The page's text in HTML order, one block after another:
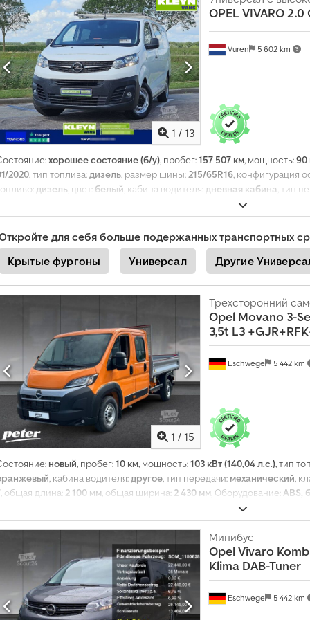
н
е
прицепное устройство, раздвижная дверь, регистрация
замок, электронная программа стабилизации (ESP),
зеркало,
1 / 13
Vuren 5 602 km
OPEL VIVARO 2.0
хорошее состояние (б/у), пробег:157 507 км, мощность:90
2020, тип топлива:дизель, размер шины:215/65R16, конфигурация
дизель, цвет: белый, кабина водителя:дневная кабина, тип
5, общая длина:
2 100 мм, длина грузового отсека:1 800 мм, ширина
грузового отсека:1 320 мм , Год выпуска:2020, Оборудование:ABS,
контроль, навигационная система, прицепное устройство, система
электрорегулировка стекол, электрорегулируемое зеркало,
для себя больше подержанных транспортных
Крытые фургоны
Универсал Другие
1 / 15
Eschwege 5 442 km
Трехсторонний
Opel Movano 3-
3,5t L3
новый, пробег:10 км, мощность:103 кВт (140,04 л.с.), тип
, кабина водителя:другое, тип передачи: механический,
, общая длина: 2 100 мм, общая ширина: 2 430 мм, Оборудование: ABS,
руля, кондиционер, круиз-контроль, парктроники, подушка
центральный замок, электронная программа
Eschwege 5 442 km
Минибус
OpelVivaro
Klima DAB-Tuner